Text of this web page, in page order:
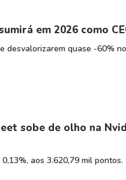
em 2026 como
desvalorizarem quase -60% no
sobe de olho na
aos 3.620,79 mil pontos.